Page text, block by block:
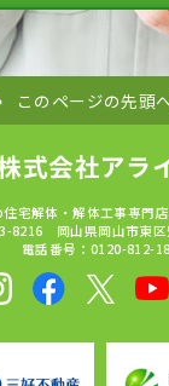
このページの先頭
式会社アラ
宅解体・解体工事専門
8216 岡山県岡山市東区
電話番号：0120-812-